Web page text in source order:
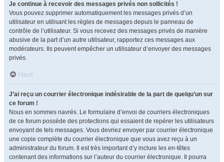
Je continue à recevoir des messages privés non sollicités !
Vous pouvez supprimer automatiquement les messages privés d’un
utilisateur en utilisant les règles de messages depuis le panneau de
contrôle de l’utilisateur. Si vous recevez des messages privés de manière
abusive de la part d’un autre utilisateur, rapportez ces messages aux
modérateurs. Ils peuvent empêcher un utilisateur d’envoyer des messages
privés.
Haut
J’ai reçu un courrier électronique indésirable de la part de quelqu’un sur
ce forum !
Nous en sommes navrés. Le formulaire d’envoi de courriers électroniques
de ce forum possède des protections qui essaient de repérer les utilisateurs
envoyant de tels messages. Vous devriez envoyer par courrier électronique
une copie complète du courrier électronique que vous avez reçu à un
administrateur du forum. Il est très important d’y inclure les en-têtes
contenant des informations sur l’auteur du courrier électronique. Il pourra